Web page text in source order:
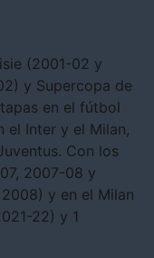
(2001-02 y
y Supercopa de
en el fútbol
el Inter y el Milan,
Con los
2007-08 y
y en el Milan
22) y 1